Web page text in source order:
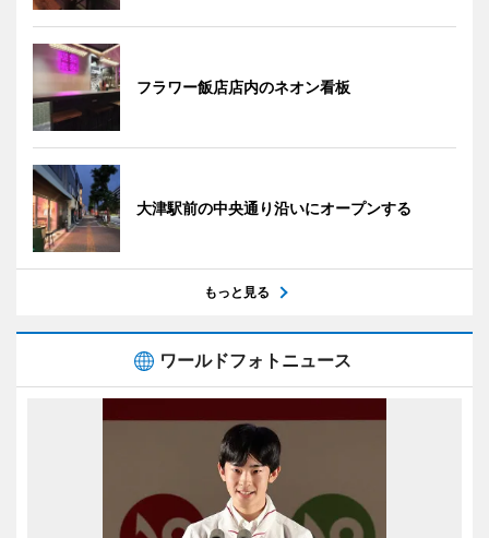
フラワー飯店店内のネオン看板
大津駅前の中央通り沿いにオープンする
もっと見る
ワールドフォトニュース